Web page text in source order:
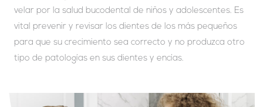
velar por la salud bucodental de niños y adolescentes. Es
vital prevenir y revisar los dientes de los más pequeños
para que su crecimiento sea correcto y no produzca otro
tipo de patologías en sus dientes y encías.